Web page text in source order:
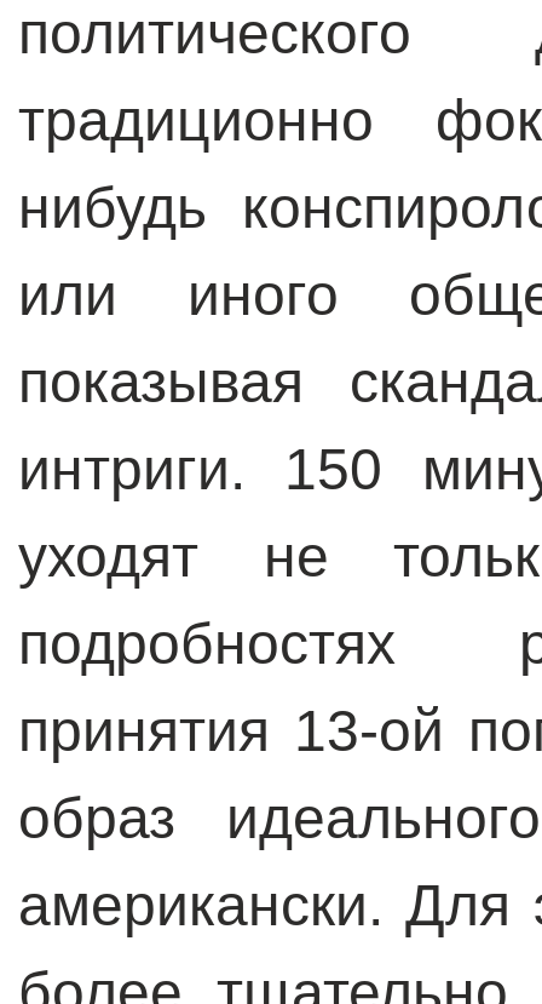
политического
традиционно
нибудь
или иного
показывая
интриги. 150
уходят не
подробностях
принятия 13-ой
образ
американски. Для